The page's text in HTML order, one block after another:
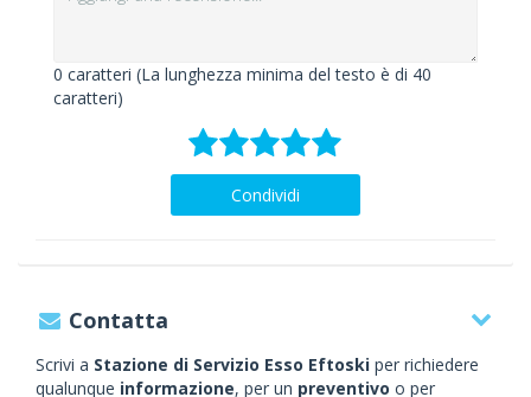
0 caratteri (La lunghezza minima del testo è di 40
caratteri)
Condividi
Contatta
Scrivi a Stazione di Servizio Esso Eftoski per richiedere
qualunque informazione, per un preventivo o per